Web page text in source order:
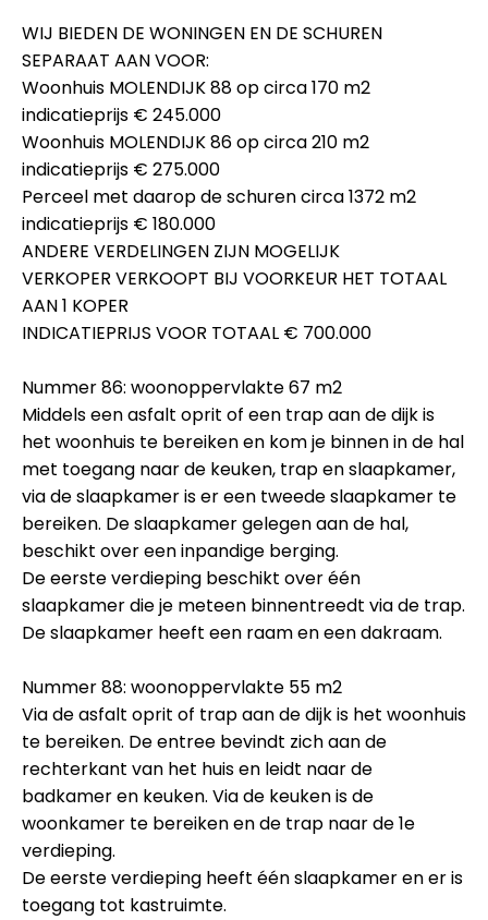
WIJ BIEDEN DE WONINGEN EN DE SCHUREN
SEPARAAT AAN VOOR:
Woonhuis MOLENDIJK 88 op circa 170 m2
indicatieprijs € 245.000
Woonhuis MOLENDIJK 86 op circa 210 m2
indicatieprijs € 275.000
Perceel met daarop de schuren circa 1372 m2
indicatieprijs € 180.000
ANDERE VERDELINGEN ZIJN MOGELIJK
VERKOPER VERKOOPT BIJ VOORKEUR HET TOTAAL
AAN 1 KOPER
INDICATIEPRIJS VOOR TOTAAL € 700.000
Nummer 86: woonoppervlakte 67 m2
Middels een asfalt oprit of een trap aan de dijk is
het woonhuis te bereiken en kom je binnen in de hal
met toegang naar de keuken, trap en slaapkamer,
via de slaapkamer is er een tweede slaapkamer te
bereiken. De slaapkamer gelegen aan de hal,
beschikt over een inpandige berging.
De eerste verdieping beschikt over één
slaapkamer die je meteen binnentreedt via de trap.
De slaapkamer heeft een raam en een dakraam.
Nummer 88: woonoppervlakte 55 m2
Via de asfalt oprit of trap aan de dijk is het woonhuis
te bereiken. De entree bevindt zich aan de
rechterkant van het huis en leidt naar de
badkamer en keuken. Via de keuken is de
woonkamer te bereiken en de trap naar de 1e
verdieping.
De eerste verdieping heeft één slaapkamer en er is
toegang tot kastruimte.